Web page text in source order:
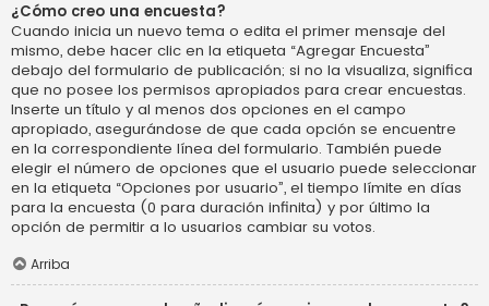
¿Cómo creo una encuesta?
Cuando inicia un nuevo tema o edita el primer mensaje del
mismo, debe hacer clic en la etiqueta “Agregar Encuesta”
debajo del formulario de publicación; si no la visualiza, significa
que no posee los permisos apropiados para crear encuestas.
Inserte un título y al menos dos opciones en el campo
apropiado, asegurándose de que cada opción se encuentre
en la correspondiente línea del formulario. También puede
elegir el número de opciones que el usuario puede seleccionar
en la etiqueta “Opciones por usuario”, el tiempo límite en días
para la encuesta (0 para duración infinita) y por último la
opción de permitir a lo usuarios cambiar su votos.
Arriba